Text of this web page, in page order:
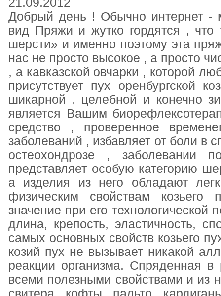
21.09.2012
Добрый день ! Обычно интернет -
вид Пряжи и жутко гордятся , что
шерсти» и именно поэтому эта
нас не просто высокое , а просто
, а кавказской овчарки , которой
присутствует пух оренбургской
шикарной , целебной и конечно
является Вашим
средство , проверенное
заболеваний , избавляет от боли в
остеохондрозе , заболевании
представляет особую категорию
а изделия из него обладают
физическим свойствам
значение при его технологической
длина, крепость, эластичность,
самых основных свойств козьего
козий пух не вызывает никакой
реакции организма. Спряденная
всеми полезными свойствами и из
свитера , кофты , пальто ,